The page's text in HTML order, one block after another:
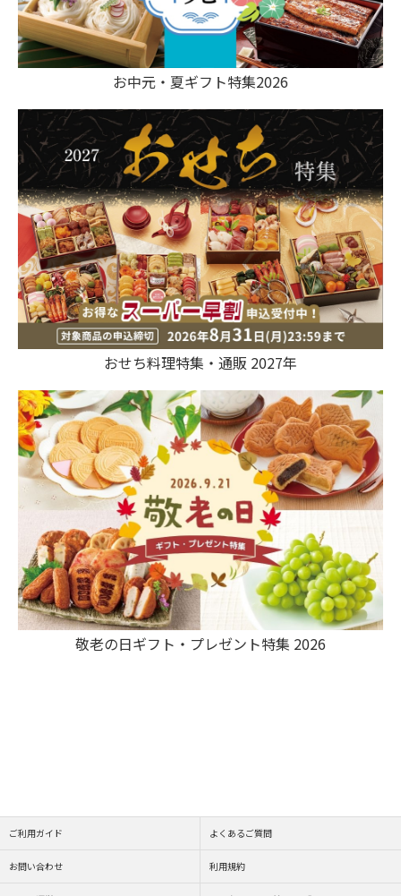
お中元・夏ギフト特集2026
おせち料理特集・通販 2027年
敬老の日ギフト・プレゼント特集 2026
ご利用ガイド よくあるご質問
お問い合わせ 利用規約